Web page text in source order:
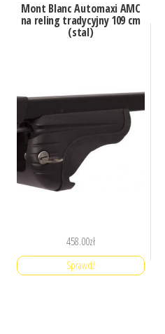
Mont Blanc Automaxi AMC
na reling tradycyjny 109 cm
(stal)
458.00zł
Sprawdź